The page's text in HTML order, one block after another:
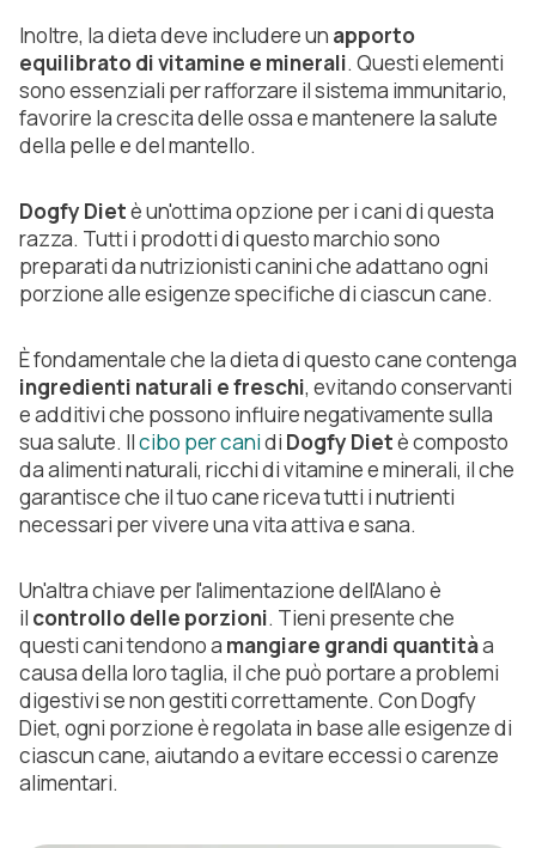
Inoltre, la dieta deve includere un apporto
equilibrato di vitamine e minerali. Questi elementi
sono essenziali per rafforzare il sistema immunitario,
favorire la crescita delle ossa e mantenere la salute
della pelle e del mantello.
Dogfy Dietè un'ottima opzione per i cani di questa
razza. Tutti i prodotti di questo marchio sono
preparati da nutrizionisti canini che adattano ogni
porzione alle esigenze specifiche di ciascun cane.
È fondamentale che la dieta di questo cane contenga
ingredienti naturali e freschi, evitando conservanti
e additivi che possono influire negativamente sulla
sua salute. Ilcibo per canidi Dogfy Dietè composto
da alimenti naturali, ricchi di vitamine e minerali, il che
garantisce che il tuo cane riceva tutti i nutrienti
necessari per vivere una vita attiva e sana.
Un'altra chiave per l'alimentazione dell'Alano è
il controllo delle porzioni. Tieni presente che
questi cani tendono a mangiare grandi quantitàa
causa della loro taglia, il che può portare a problemi
digestivi se non gestiti correttamente. Con Dogfy
Diet, ogni porzione è regolata in base alle esigenze di
ciascun cane, aiutando a evitare eccessi o carenze
alimentari.